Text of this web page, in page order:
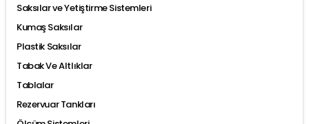
Saksılar ve Yetiştirme Sistemleri
Kumaş Saksılar
Plastik Saksılar
Tabak Ve Altlıklar
Tablalar
Rezervuar Tankları